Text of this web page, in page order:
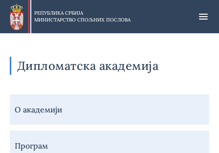
Прескочи
главни
део
РЕПУБЛИКА СРБИЈА
МИНИСТАРСТВО СПОЉНИХ ПОСЛОВА
Дипломатска академија
академија
О академији
Програм